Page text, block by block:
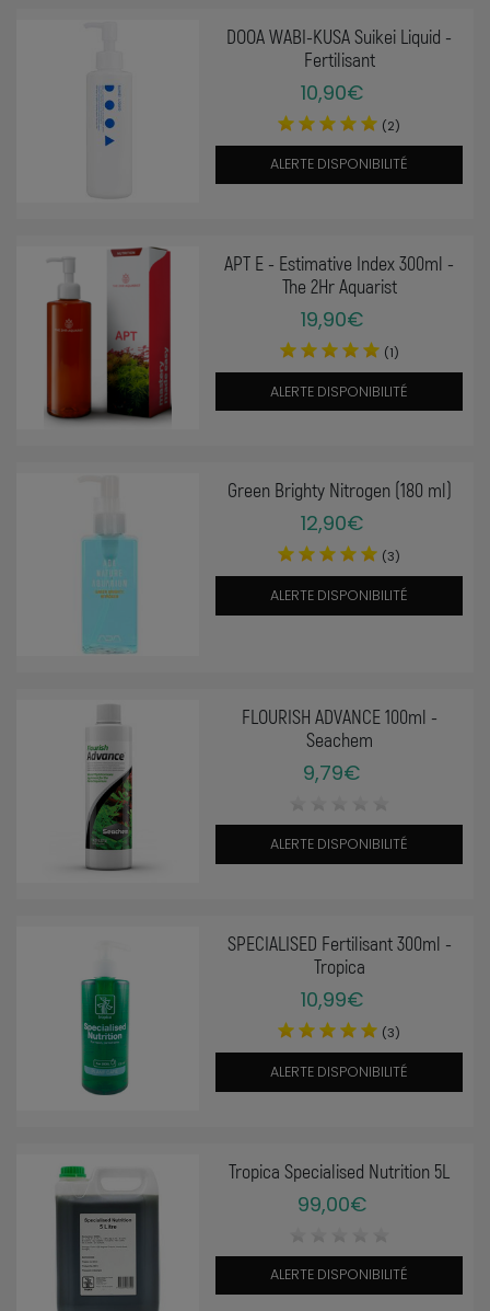
DOOA WABI-KUSA Suikei Liquid -
Fertilisant
10,90€
(2)
ALERTE DISPONIBILITÉ
APT E - Estimative Index 300ml -
The 2Hr Aquarist
19,90€
(1)
ALERTE DISPONIBILITÉ
Green Brighty Nitrogen (180 ml)
12,90€
(3)
ALERTE DISPONIBILITÉ
FLOURISH ADVANCE 100ml -
Seachem
9,79€
ALERTE DISPONIBILITÉ
SPECIALISED Fertilisant 300ml -
Tropica
10,99€
(3)
ALERTE DISPONIBILITÉ
Tropica Specialised Nutrition 5L
99,00€
ALERTE DISPONIBILITÉ